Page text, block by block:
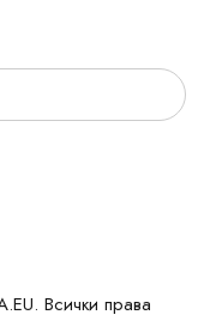
Всички права